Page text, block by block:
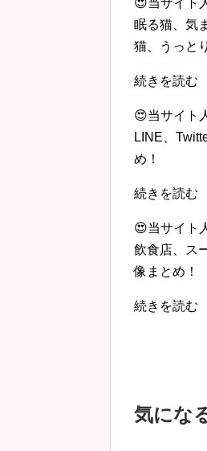
😍当サイト
眠る猫、気
猫、うっと
続きを読む
😍当サイト
LINE、
め！
続きを読む
😍当サイト
飲食店、ス
像まとめ！
続きを読む
気にな